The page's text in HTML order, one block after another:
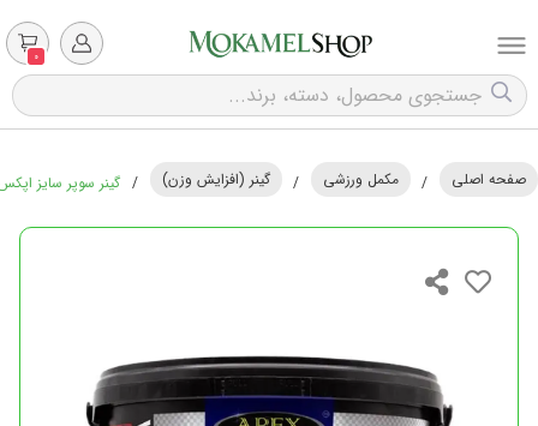
0
صفحه اصلی / مکمل ورزشی / گینر (افزایش وزن) / گینر سوپر سایز اپکس - 4500